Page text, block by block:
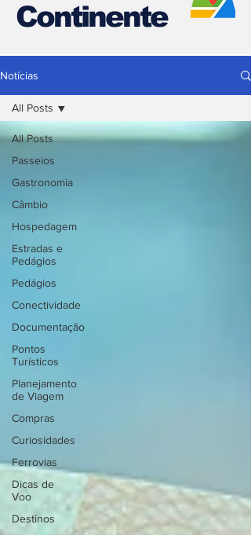
Continente
Notícias
All Posts
Passeios
Gastronomia
Câmbio
Hospedagem
Estradas e
Pedágios
Pedágios
Conectividade
Documentação
Pontos
Turísticos
Planejamento
de Viagem
Compras
Curiosidades
Ferrovias
Dicas de
Voo
Destinos
All Posts